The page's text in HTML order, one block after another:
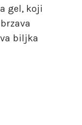
gel, koji
biljka